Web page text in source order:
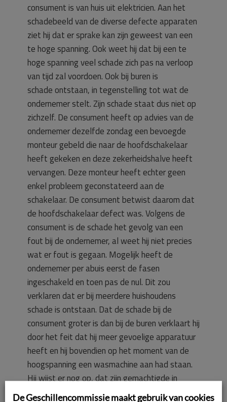
consument is van huis uit elektricien. Aan het
schadebeeld van de diverse defecte apparaten
ziet hij dat er sprake kan zijn geweest van een
te hoge spanning. Ook weet hij dat bij een te
hoge spanning veel schade zich pas na verloop
van tijd zal voordoen. Ook bij buren is
schade ontstaan, in tegenstelling tot wat de
ondernemer stelt. Zijn schade staat dus niet op
zichzelf. De consument heeft op advies van de
ondernemer dezelfde zondag een bevoegde
monteur gebeld die naar de hoofdschakelaar
heeft gekeken en deze zekerheidshalve heeft
vervangen. Deze monteur heeft echter geen
enkel probleem geconstateerd aan de
schakelaar. De consument betwist daarom dat
de hoofdschakelaar defect was. Volgens de
consument is de schade het gevolg van een
fout bij de ondernemer, al weet hij niet precies
wat er fout is gegaan. Mogelijk heeft de
ondernemer per abuis eerst de fasen
ingeschakeld en toen pas de nul. Dit zou
verklaren dat er bij meerdere huishoudens
schade is ontstaan. Dat de schade bij de
consument groter is dan bij de buren verklaart hij
door het feit dat hij meer gevoelige apparatuur
heeft en hij bovendien op het moment van de
hoogspanning een wasmachine aan had staan.
Hij wijst er nog op, dat zijn gemachtigde in
brieven aan de ondernemer ten onrechte heeft
De Geschillencommissie maakt gebruik van cookies